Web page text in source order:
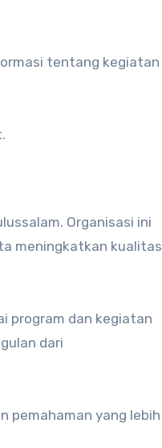
tentang kegiatan
Organisasi ini
meningkatkan kualitas
program dan kegiatan
dari
pemahaman yang lebih